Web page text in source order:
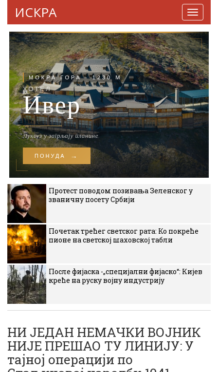
ИСКРА
Протест поводом позивања Зеленског у
званичну посету Србији
Почетак трећег светског рата: Ко покреће
пионе на светској шаховској табли
После фијаска -„специјални фијаско“: Кијев
креће на руску војну индустрију
НИ ЈЕДАН НЕМАЧКИ ВОЈНИК
НИЈЕ ПРЕШАО ТУ ЛИНИЈУ: У
тајној операцији по